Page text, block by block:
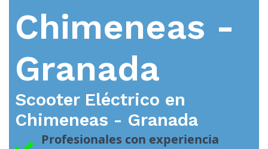
Chimeneas -
Granada
Scooter Eléctrico en
Chimeneas - Granada
Profesionales con experiencia